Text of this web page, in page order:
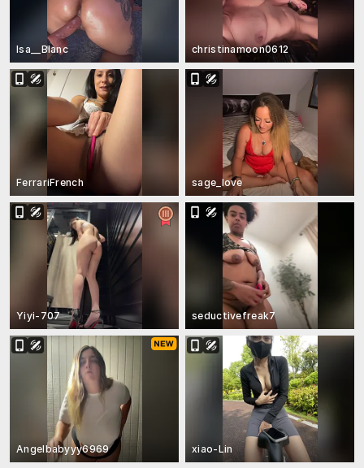
Isa__Blanc christinamoon0612
FerrariFrench sage_love
Yiyi-707 seductivefreak7
Angelbabyyy6969 xiao-Lin